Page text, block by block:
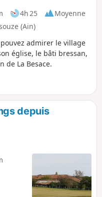
4h 25
Moyenne
(Ain)
admirer le village
église, le bâti bressan,
de La Besace.
depuis